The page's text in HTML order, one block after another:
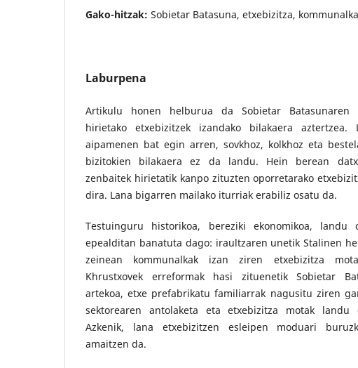
Gako-hitzak: Sobietar Batasuna, etxebizitza,
Laburpena
Artikulu honen helburua da Sobietar Batasunaren
hirietako etxebizitzek izandako bilakaera aztertzea.
aipamenen bat egin arren, sovkhoz, kolkhoz eta
bizitokien bilakaera ez da landu. Hein berean
zenbaitek hirietatik kanpo zituzten oporretarako
dira. Lana bigarren mailako iturriak erabiliz osatu da.
Testuinguru historikoa, bereziki ekonomikoa, landu
epealditan banatuta dago: iraultzaren unetik Stalinen
zeinean kommunalkak izan ziren etxebizitza
Khrustxovek erreformak hasi zituenetik Sobietar
artekoa, etxe prefabrikatu familiarrak nagusitu ziren
sektorearen antolaketa eta etxebizitza motak
Azkenik, lana etxebizitzen esleipen moduari
amaitzen da.